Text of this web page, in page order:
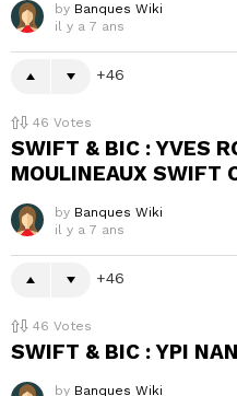
by Banques Wiki
il y a 7 ans
46
46 Votes
SWIFT & BIC : YVES
MOULINEAUX SWIFT
by Banques Wiki
il y a 7 ans
46
46 Votes
SWIFT & BIC : YPI
by Banques Wiki